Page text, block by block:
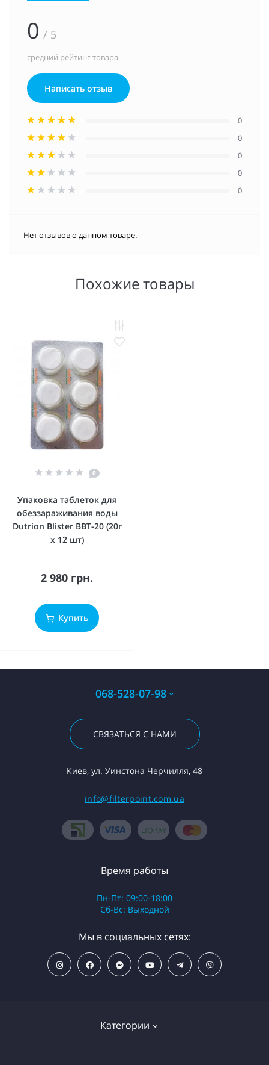
0 / 5
средний рейтинг товара
Написать отзыв
0
0
0
0
0
Нет отзывов о данном товаре.
Похожие товары
0
Упаковка таблеток для
обеззараживания воды
Dutrion Blister BBT-20 (20г
х 12 шт)
2 980 грн.
Купить
068-528-07-98
СВЯЗАТЬСЯ С НАМИ
Киев, ул. Уинстона Черчилля, 48
info@filterpoint.com.ua
Категории
Время работы
Пн-Пт: 09:00-18:00
Сб-Вс: Выходной
Мы в социальных сетях: